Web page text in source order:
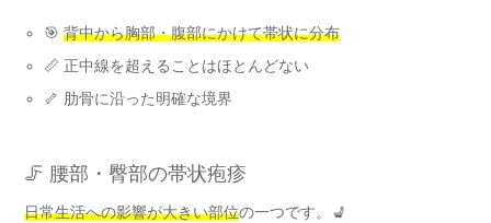
🎯背中から胸部・腹部にかけて帯状に分布
📏 正中線を超えることはほとんどない
🦴 肋骨に沿った明確な境界
🦵 腰部・臀部の帯状疱疹
日常生活への影響が大きい部位の一つです。💺